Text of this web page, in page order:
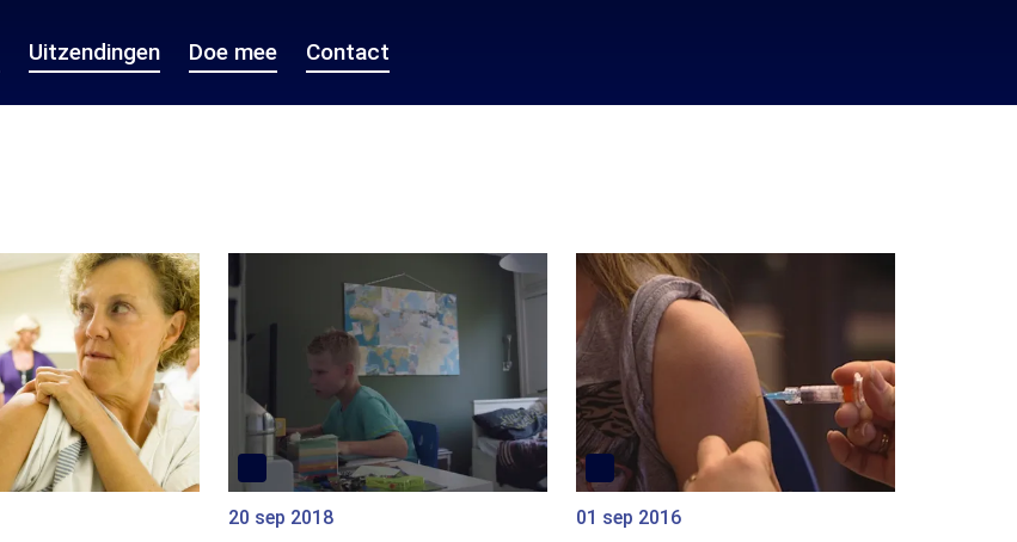
Uitzendingen Doe mee Contact
20 sep 2018 01 sep 2016